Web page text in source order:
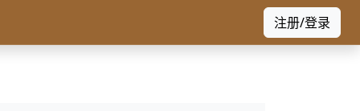
注册/登录